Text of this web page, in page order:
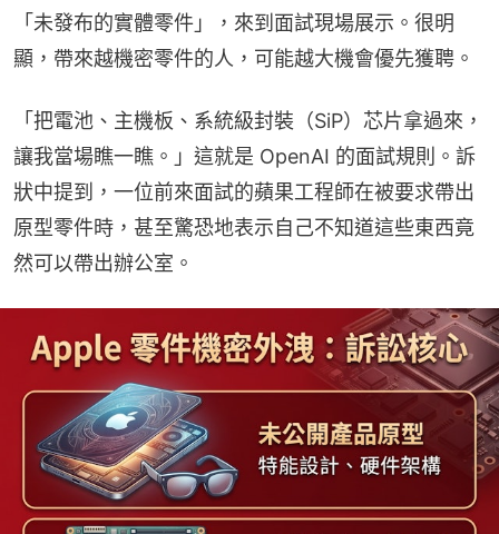
「未發布的實體零件」，來到面試現場展示。很明
顯，帶來越機密零件的人，可能越大機會優先獲聘。
「把電池、主機板、系統級封裝（SiP）芯片拿過來，
讓我當場瞧一瞧。」這就是 OpenAI 的面試規則。訴
狀中提到，一位前來面試的蘋果工程師在被要求帶出
原型零件時，甚至驚恐地表示自己不知道這些東西竟
然可以帶出辦公室。